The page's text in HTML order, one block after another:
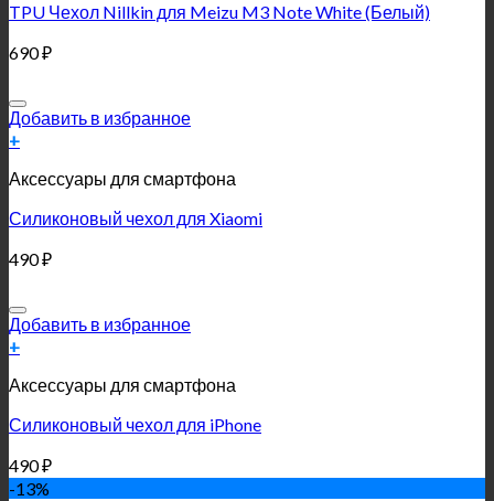
TPU Чехол Nillkin для Meizu M3 Note White (Белый)
690₽
Добавить в избранное
+
Аксессуары для смартфона
Силиконовый чехол для Xiaomi
490₽
Добавить в избранное
+
Аксессуары для смартфона
Силиконовый чехол для iPhone
490₽
-13%